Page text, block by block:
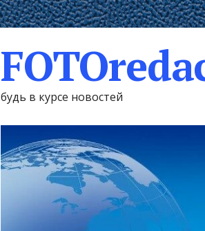
будь в курсе новостей